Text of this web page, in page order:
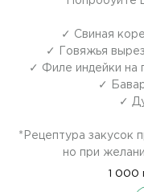
✓ Свиная
✓ Говяжья
✓ Филе индейки на
✓
✓
*Рецептура закусок
но при
1 000